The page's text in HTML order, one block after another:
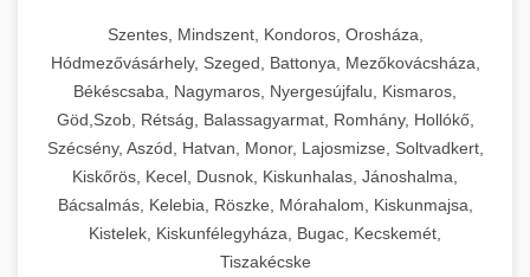
chef-iparikonyhagepek.hu
kereskedelmi csomagoló gép
professzionális konyhák számára. Nagy
kapacitású sütő- és főzőberendezés precíz
hőmérséklet-szabályozással.
chef-iparikonyhagepek.hu
kereskedelmi sütősütő
❄️ 25. Ipari Hűtőszekrény +
Professzionális hűtőegységek és hűtőkamrák
kereskedelmi konyhák számára.
Energiahatékony hűtési megoldások nagy
kapacitással.
chef-iparikonyhagepek.hu
💧 26. Ipari Mosogatógép +
Kereskedelmi mosogatóberendezések nagy
forgalmú éttermi műveletekhez. Gyors tisztítási
ciklusok fertőtlenítési képességekkel.
🧀 27. Ipari Sajtreszelő Gép +
Szentes, Mindszent, Kondoros, Orosháza,
Hódmezővásárhely, Szeged, Battonya, Mezőkovácsháza,
Békéscsaba, Nagymaros, Nyergesújfalu, Kismaros,
Göd,Szob, Rétság, Balassagyarmat, Romhány, Hollókő,
Szécsény, Aszód, Hatvan, Monor, Lajosmizse, Soltvadkert,
Kiskőrös, Kecel, Dusnok, Kiskunhalas, Jánoshalma,
Bácsalmás, Kelebia, Röszke, Mórahalom, Kiskunmajsa,
Kistelek, Kiskunfélegyháza, Bugac, Kecskemét,
Tiszakécske